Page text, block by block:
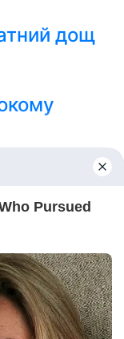
дощ
за